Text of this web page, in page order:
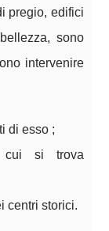
pregio, edifici
sono
intervenire
di esso ;
cui si trova
centri storici.